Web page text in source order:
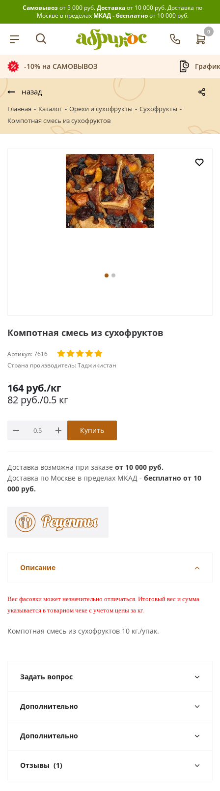
Самовывозот 5 000 руб.Доставкаот 10 000 руб.Доставка по
Москве в пределах МКАД - бесплатноот 10 000 руб.
0
График приёма заказов
назад
Главная - Каталог - Орехи и сухофрукты - Сухофрукты -
Компотная смесь из сухофруктов
Компотная смесь из сухофруктов
Артикул:7616
Страна производитель:Таджикистан
164руб./кг
82 руб./0.5 кг
Купить
Доставка возможна при заказе от 10 000 руб.
Доставка по Москве в пределах МКАД - бесплатно от 10
000 руб.
Описание
Вес фасовки может незначительно отличаться. Итоговый вес и сумма
указывается в товарном чеке с учетом цены за кг.
Компотная смесь из сухофруктов 10 кг./упак.
Задать вопрос
Дополнительно
Дополнительно
Отзывы (1)